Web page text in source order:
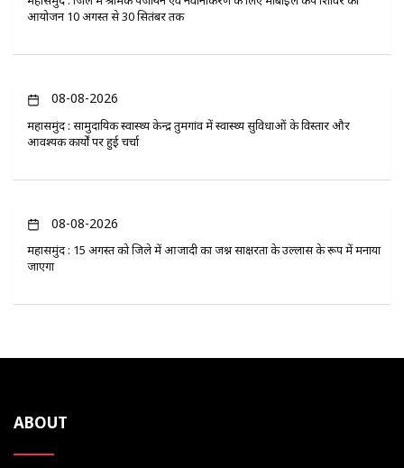
आयोजन 10 अगस्त से 30 सितंबर तक
08-08-2026
महासमुंद : सामुदायिक स्वास्थ्य केन्द्र तुमगांव में स्वास्थ्य सुविधाओं के विस्तार और
आवश्यक कार्यों पर हुई चर्चा
08-08-2026
महासमुंद : 15 अगस्त को जिले में आजादी का जश्न साक्षरता के उल्लास के रूप में मनाया
जाएगा
ABOUT